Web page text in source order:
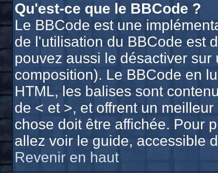
Qu'est-ce que le BBCode ?
Le BBCode est une
de l'utilisation du BBCode est
pouvez aussi le désactiver
composition). Le BBCode en
HTML, les balises sont
de < et >, et offrent un
chose doit être affichée. Pour
allez voir le guide, accessible
Revenir en haut